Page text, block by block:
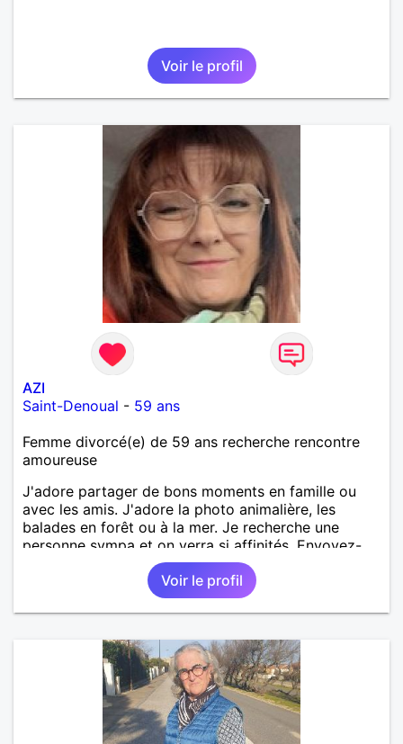
Voir le profil
AZI
Saint-Denoual - 59 ans
Femme divorcé(e) de 59 ans recherche rencontre
amoureuse
J'adore partager de bons moments en famille ou
avec les amis. J'adore la photo animalière, les
balades en forêt ou à la mer. Je recherche une
personne sympa et on verra si affinités. Envoyez-
moi message. A bientôt.
Voir le profil